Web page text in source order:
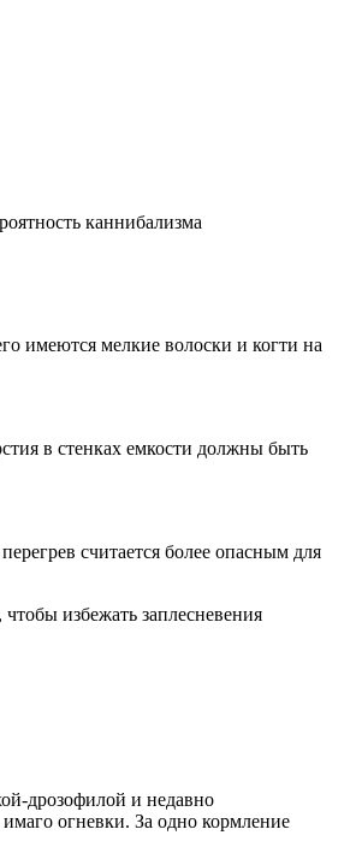
каннибализма
имеются мелкие волоски и когти на
в стенках емкости должны быть
считается более опасным для
избежать заплесневения
дрозофилой и недавно
огневки. За одно кормление